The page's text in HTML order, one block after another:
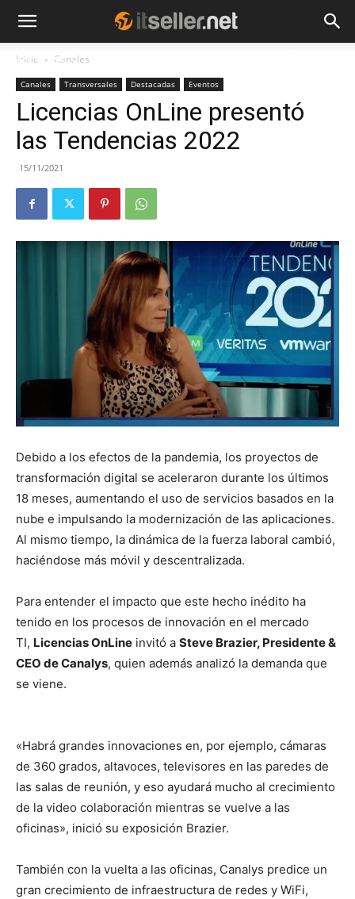
NOTICIAS
Inicio Canales
Canales Transversales Destacadas Eventos
Licencias OnLine presentó
las Tendencias 2022
15/11/2021
Debido a los efectos de la pandemia, los proyectos de
transformación digital se aceleraron durante los últimos
18 meses, aumentando el uso de servicios basados en la
nube e impulsando la modernización de las aplicaciones.
Al mismo tiempo, la dinámica de la fuerza laboral cambió,
haciéndose más móvil y descentralizada.
Para entender el impacto que este hecho inédito ha
tenido en los procesos de innovación en el mercado
TI, Licencias OnLine invitó a Steve Brazier, Presidente &
CEO de Canalys, quien además analizó la demanda que
se viene.
«Habrá grandes innovaciones en, por ejemplo, cámaras
de 360 grados, altavoces, televisores en las paredes de
las salas de reunión, y eso ayudará mucho al crecimiento
de la video colaboración mientras se vuelve a las
oficinas», inició su exposición Brazier.
También con la vuelta a las oficinas, Canalys predice un
gran crecimiento de infraestructura de redes y WiFi,